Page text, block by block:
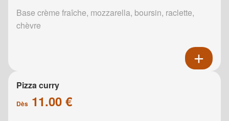
Base crème fraîche, mozzarella, boursin, raclette,
chèvre
Pizza curry
Dès 11.00 €